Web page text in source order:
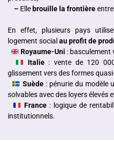
– Elle brouille la frontière
En effet, plusieurs pays
logement social au profit de
Royaume-Uni : basculement
Italie: vente de 120
glissement vers des formes
Suède: pénurie du modèle
solvables avec des loyers élevés
France: logique de
institutionnels.